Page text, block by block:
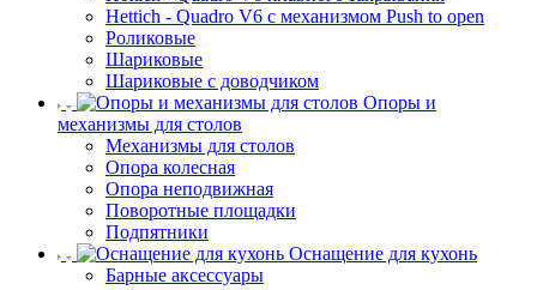
Hettich - Quadro V6 с механизмом Push to open
Роликовые
Шариковые
Шариковые с доводчиком
Опоры и
механизмы для столов
Механизмы для столов
Опора колесная
Опора неподвижная
Поворотные площадки
Подпятники
Оснащение для кухонь
Барные аксессуары